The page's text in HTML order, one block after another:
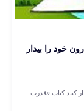
خود را بیدار
کنید کتاب «قدرت